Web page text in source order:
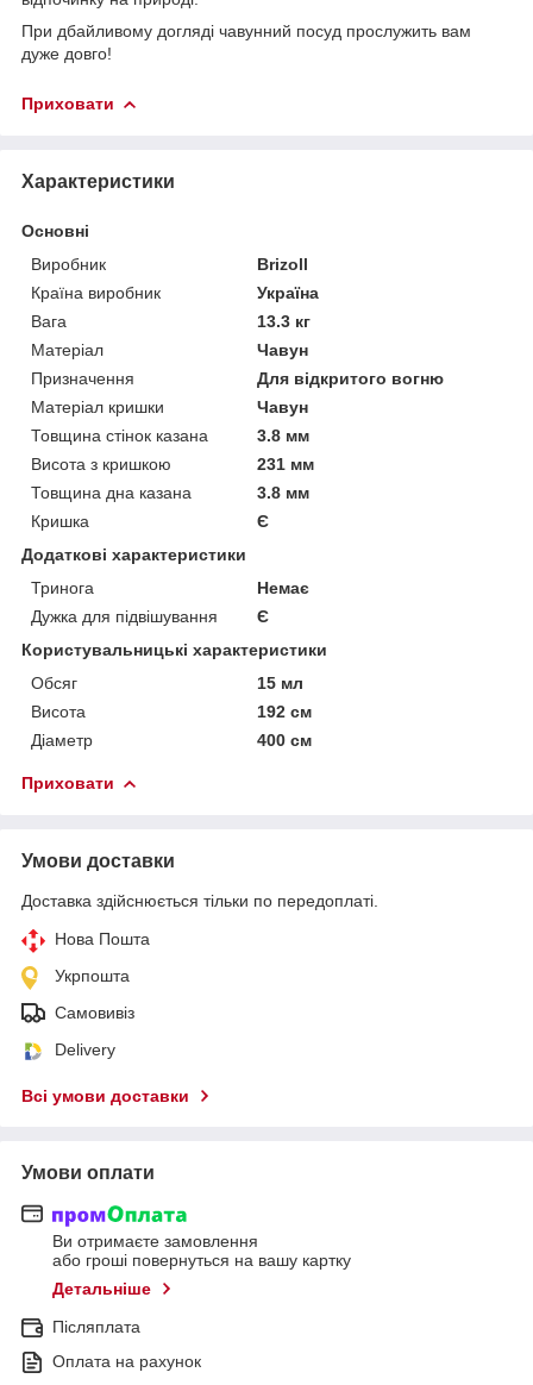
При дбайливому догляді чавунний посуд прослужить вам
дуже довго!
Приховати
Характеристики
Основні
Виробник
Brizoll
Країна виробник
Україна
Вага
13.3 кг
Матеріал
Чавун
Призначення
Для відкритого вогню
Матеріал кришки
Чавун
Товщина стінок казана
3.8 мм
Висота з кришкою
231 мм
Товщина дна казана
3.8 мм
Кришка
Є
Додаткові характеристики
Тринога
Немає
Дужка для підвішування
Є
Користувальницькі характеристики
Обсяг
15 мл
Висота
192 см
Діаметр
400 см
Приховати
Умови доставки
Доставка здійснюється тільки по передоплаті.
Нова Пошта
Укрпошта
Самовивіз
Delivery
Всі умови доставки
Умови оплати
Ви отримаєте замовлення
або гроші повернуться на вашу картку
Детальніше
Післяплата
Оплата на рахунок